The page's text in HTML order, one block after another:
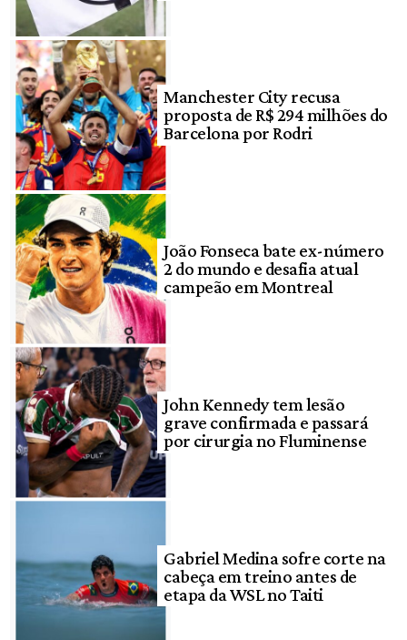
Manchester City recusa
proposta de R$ 294 milhões do
Barcelona por Rodri
João Fonseca bate ex-número
2 do mundo e desafia atual
campeão em Montreal
John Kennedy tem lesão
grave confirmada e passará
por cirurgia no Fluminense
Gabriel Medina sofre corte na
cabeça em treino antes de
etapa da WSL no Taiti